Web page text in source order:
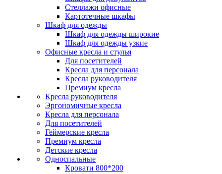
Стеллажи офисные
Картотечные шкафы
Шкаф для одежды
Шкаф для одежды широкие
Шкаф для одежды узкие
Офисные кресла и стулья
Для посетителей
Кресла для персонала
Кресла руководителя
Премиум кресла
Кресла руководителя
Эргономичные кресла
Кресла для персонала
Для посетителей
Геймерские кресла
Премиум кресла
Детские кресла
Односпальные
Кровати 800*200